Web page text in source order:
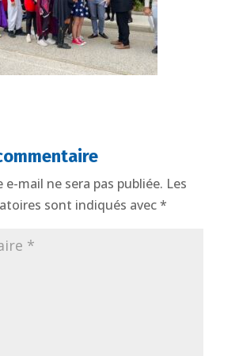
e-mail ne sera pas publiée. Les
sont indiqués avec*